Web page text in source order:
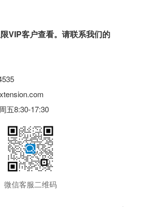
VIP客户查看。请联系我们的
五8:30-17:30
微信客服二维码